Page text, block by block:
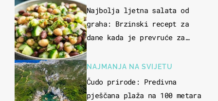
Najbolja ljetna salata od
graha: Brzinski recept za
dane kada je prevruće za
NAJMANJA NA SVIJETU
Čudo prirode: Predivna
pješčana plaža na 100 metara